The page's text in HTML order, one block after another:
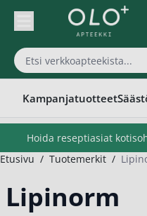
Skip to Content
Kampanjatuotteet
Hoida reseptiasiat
Etusivu / Tuotemerkit /
Lipinorm